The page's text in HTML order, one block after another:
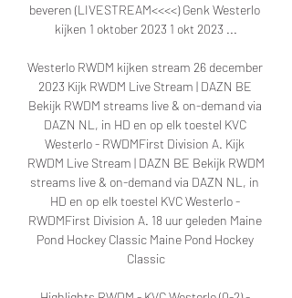
beveren (LIVESTREAM<<<<) Genk Westerlo
kijken 1 oktober 2023 1 okt 2023 ...
Westerlo RWDM kijken stream 26 december
2023 Kijk RWDM Live Stream | DAZN BE
Bekijk RWDM streams live & on-demand via
DAZN NL, in HD en op elk toestel KVC
Westerlo - RWDMFirst Division A. Kijk
RWDM Live Stream | DAZN BE Bekijk RWDM
streams live & on-demand via DAZN NL, in
HD en op elk toestel KVC Westerlo -
RWDMFirst Division A. 18 uur geleden Maine
Pond Hockey Classic Maine Pond Hockey
Classic